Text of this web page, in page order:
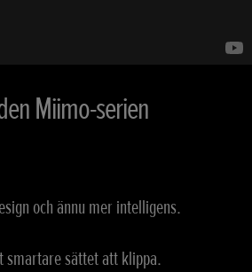
Miimo-serien
och ännu mer intelligens.
smartare sättet att klippa.